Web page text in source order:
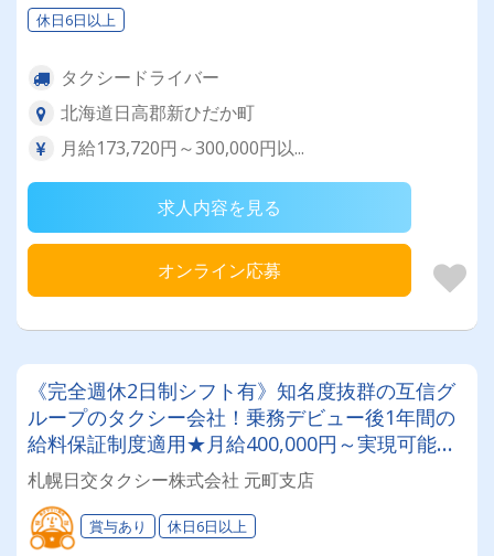
休日6日以上
タクシードライバー
北海道日高郡新ひだか町
月給173,720円～300,000円以...
求人内容を見る
オンライン応募
《完全週休2日制シフト有》知名度抜群の互信グ
ループのタクシー会社！乗務デビュー後1年間の
給料保証制度適用★月給400,000円～実現可能◎
入社祝い金も支給！未経験者大歓迎です♪
札幌日交タクシー株式会社 元町支店
賞与あり 休日6日以上